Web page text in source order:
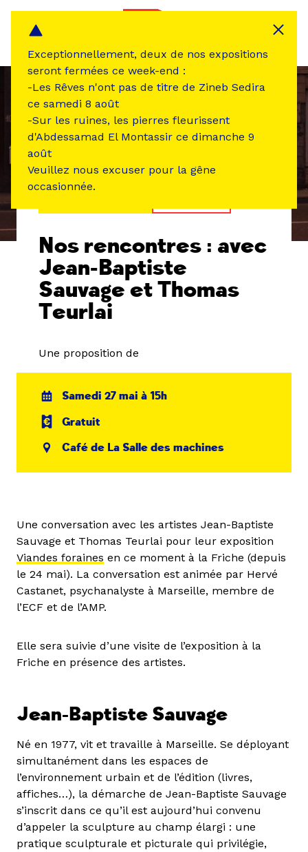
Nos rencontres : avec
Jean-Baptiste
Sauvage et Thomas
Teurlai
Une proposition de
Samedi 27 mai à 15h
Gratuit
Café de La Salle des machines
Une conversation avec les artistes Jean-Baptiste
Sauvage et Thomas Teurlai pour leur exposition
Viandes foraines en ce moment à la Friche (depuis
le 24 mai). La conversation est animée par Hervé
Castanet, psychanalyste à Marseille, membre de
l’ECF et de l’AMP.
Elle sera suivie d’une visite de l’exposition à la
Friche en présence des artistes.
Jean-Baptiste Sauvage
Né en 1977, vit et travaille à Marseille. Se déployant
simultanément dans les espaces de
l’environnement urbain et de l’édition (livres,
affiches…), la démarche de Jean-Baptiste Sauvage
s’inscrit dans ce qu’il est aujourd’hui convenu
d’appeler la sculpture au champ élargi : une
pratique sculpturale et picturale qui privilégie,
Exceptionnellement, deux de nos expositions
seront fermées ce week-end :
-Les Rêves n'ont pas de titre de Zineb Sedira
ce samedi 8 août
-Sur les ruines, les pierres fleurissent
d'Abdessamad El Montassir ce dimanche 9
août
Veuillez nous excuser pour la gêne
occasionnée.
Panneau de gestion des cookies